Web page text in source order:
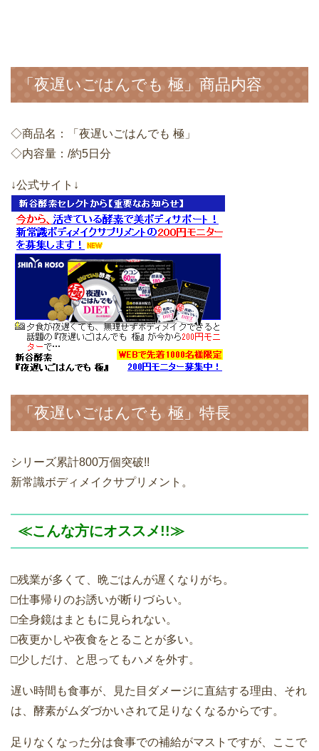
「夜遅いごはんでも 極」商品内容
◇商品名：「夜遅いごはんでも 極」
◇内容量：/約5日分
↓公式サイト↓
「夜遅いごはんでも 極」特長
シリーズ累計800万個突破!!
新常識ボディメイクサプリメント。
≪こんな方にオススメ!!≫
□残業が多くて、晩ごはんが遅くなりがち。
□仕事帰りのお誘いが断りづらい。
□全身鏡はまともに見られない。
□夜更かしや夜食をとることが多い。
□少しだけ、と思ってもハメを外す。
遅い時間も食事が、見た目ダメージに直結する理由、それ
は、酵素がムダづかいされて足りなくなるからです。
足りなくなった分は食事での補給がマストですが、ここで